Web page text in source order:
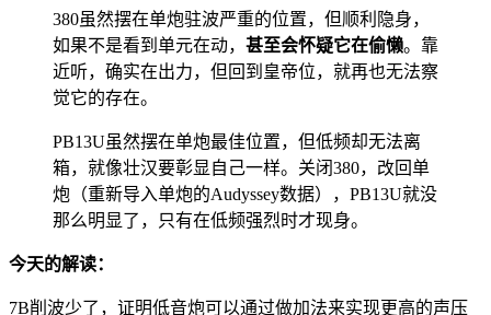
380虽然摆在单炮驻波严重的位置，但顺利隐身，
如果不是看到单元在动， 甚至会怀疑它在偷懒。靠
近听，确实在出力，但回到皇帝位，就再也无法察
觉它的存在。
PB13U虽然摆在单炮最佳位置，但低频却无法离
箱，就像壮汉要彰显自己一样。关闭380，改回单
炮（重新导入单炮的Audyssey数据），PB13U就没
那么明显了，只有在低频强烈时才现身。
今天的解读：
7B削波少了，证明低音炮可以通过做加法来实现更高的声压